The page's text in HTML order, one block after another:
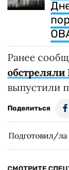
Ранее
выпустили
Поделиться
Подготовил/ла